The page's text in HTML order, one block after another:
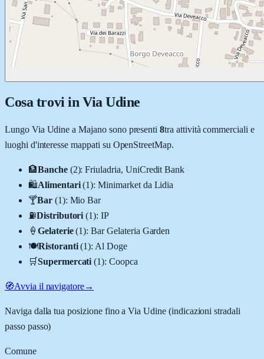
Cosa trovi in Via Udine
Lungo Via Udine aMajanosono presenti 8tra attività commerciali e
luoghi d'interesse mappati su OpenStreetMap.
🏦Banche (2):Friuladria, UniCredit Bank
🛍️Alimentari (1):Minimarket da Lidia
🍸Bar (1): Mio Bar
⛽Distributori (1):IP
🍦 Gelaterie (1):Bar Gelateria Garden
🍽️Ristoranti (1): Al Doge
🛒Supermercati (1):Coopca
🧭Avvia il navigatore→
Naviga dalla tua posizione fino aVia Udine(indicazioni stradali
passo passo)
Comune